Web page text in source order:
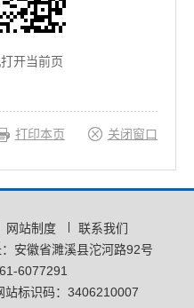
开当前页
打印本页 关闭窗口
网站制度
联系我们
安徽省濉溪县沱河路92号
6077291
站标识码：3406210007